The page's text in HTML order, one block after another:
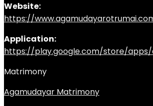
Website:
https://
Application:
https://play.google.com/store/apps/
Matrimony
Agamudayar Matrimony